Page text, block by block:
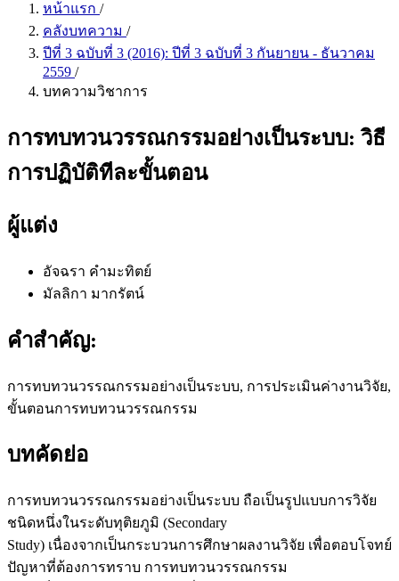
หน้าแรก /
คลังบทความ /
ปีที่ 3 ฉบับที่ 3 (2016): ปีที่ 3 ฉบับที่ 3 กันยายน - ธันวาคม
2559 /
บทความวิชาการ
การทบทวนวรรณกรรมอย่างเป็นระบบ: วิธี
การปฏิบัติทีละขั้นตอน
ผู้แต่ง
อัจฉรา คำมะทิตย์
มัลลิกา มากรัตน์
คำสำคัญ:
การทบทวนวรรณกรรมอย่างเป็นระบบ, การประเมินค่างานวิจัย,
ขั้นตอนการทบทวนวรรณกรรม
บทคัดย่อ
การทบทวนวรรณกรรมอย่างเป็นระบบ ถือเป็นรูปแบบการวิจัย
ชนิดหนึ่งในระดับทุติยภูมิ (Secondary
Study) เนื่องจากเป็นกระบวนการศึกษาผลงานวิจัย เพื่อตอบโจทย์
ปัญหาที่ต้องการทราบ การทบทวนวรรณกรรม